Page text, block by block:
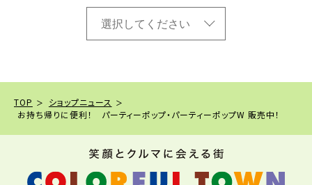
TOP
ショップニュース
お持ち帰りに便利！ パーティーポップ・パーティーポップW 販売中！